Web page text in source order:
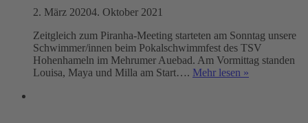
2. März 20204. Oktober 2021
Zeitgleich zum Piranha-Meeting starteten am Sonntag unsere
Schwimmer/innen beim Pokalschwimmfest des TSV
Hohenhameln im Mehrumer Auebad. Am Vormittag standen
Louisa, Maya und Milla am Start…. Mehr lesen »